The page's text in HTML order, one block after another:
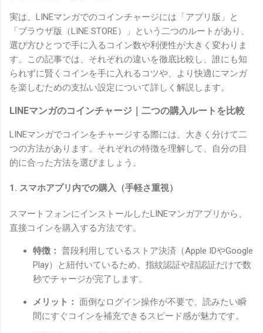
実は、LINEマンガでのコインチャージには「アプリ版」と
「ブラウザ版（LINE STORE）」という二つのルートがあり、
選び方ひとつで手に入るコイン数や利便性が大きく変わりま
す。この記事では、それぞれの違いを徹底比較し、誰にも知
られずに賢くコインを手に入れるコツや、より快適にマンガ
を楽しむための支払い設定について詳しく解説します。
LINEマンガのコインチャージ｜二つの購入ルートを比較
LINEマンガでコインをチャージする際には、大きく分けて二
つの方法があります。それぞれの特徴を理解して、自分の目
的に合った方法を選びましょう。
1. スマホアプリ内での購入（手軽さ重視）
スマートフォンにインストールしたLINEマンガアプリから、
直接コインを購入する方法です。
特徴： 普段利用しているストア決済（Apple IDやGoogle
Play）と紐付いているため、指紋認証や顔認証だけで数
秒でチャージが完了します。
メリット：
面倒なログイン操作が不要で、読みたい瞬
間にすぐコインを補充できるスピード感が魅力です。